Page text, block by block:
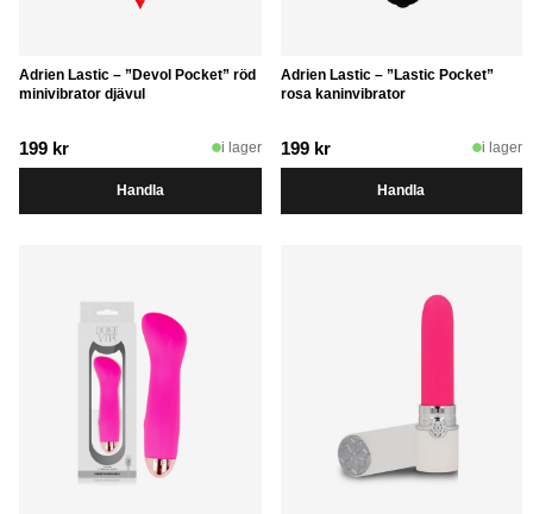
Adrien Lastic – ”Devol Pocket” röd
minivibrator djävul
199 kr i lager
Handla
Adrien Lastic – ”Lastic Pocket”
rosa kaninvibrator
199 kr i lager
Handla